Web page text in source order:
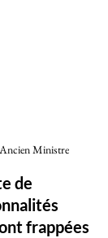
Ministre
de
frappées